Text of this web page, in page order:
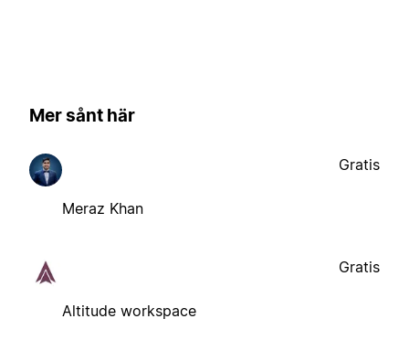
Mer sånt här
Meraz Khan
Gratis
Altitude workspace
Gratis